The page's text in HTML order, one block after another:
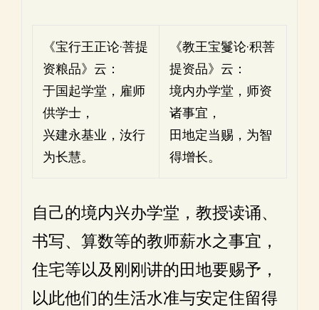
《宝行王正论·菩提
资粮品》云：
于国起学堂，雇师
供学士，
兴建永基业，汝行
为长慧。
《教王宝鬘论·积菩
提资品》云：
境内办学堂，师资
诸事宜，
田地定当赐，为智
得增长。
自己的境内兴办学堂，教授读诵、
书写、算数等的教师薪水之事宜，
住宅等以及刚刚讲的田地要赐予，
以此他们的生活水准与安定住留得